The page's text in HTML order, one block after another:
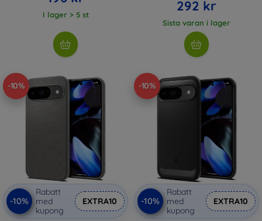
I lager > 5 st
292 kr
Sista varan i lager
-10%
-10%
Rabatt
med
kupong
EXTRA10
-10%
-10%
Rabatt
med
kupong
EXTRA10